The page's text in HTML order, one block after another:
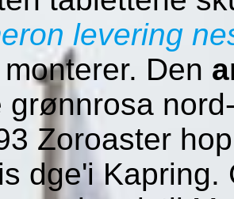
levering
Den
grønnrosa
Zoroaster
dge'i